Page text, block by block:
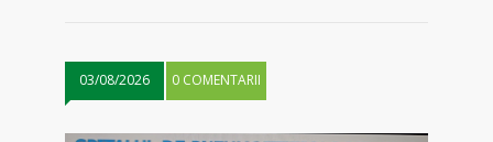
03/08/2026 0 COMENTARII